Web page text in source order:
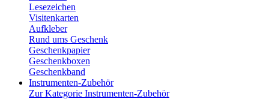
Lesezeichen
Visitenkarten
Aufkleber
Rund ums Geschenk
Geschenkpapier
Geschenkboxen
Geschenkband
Instrumenten-Zubehör
Zur Kategorie Instrumenten-Zubehör